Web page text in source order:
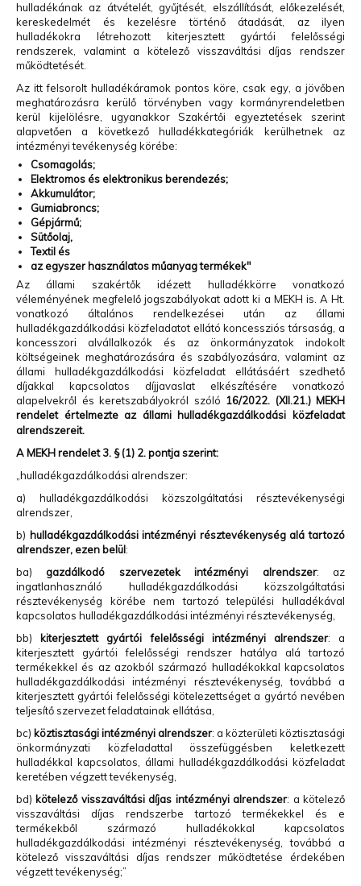
hulladékának az átvételét, gyűjtését, elszállítását, előkezelését,
kereskedelmét és kezelésre történő átadását, az ilyen
hulladékokra létrehozott kiterjesztett gyártói felelősségi
rendszerek, valamint a kötelező visszaváltási díjas rendszer
működtetését.
Az itt felsorolt hulladékáramok pontos köre, csak egy, a jövőben
meghatározásra kerülő törvényben vagy kormányrendeletben
kerül kijelölésre, ugyanakkor Szakértői egyeztetések szerint
alapvetően a következő hulladékkategóriák kerülhetnek az
intézményi tevékenység körébe:
Csomagolás;
Elektromos és elektronikus berendezés;
Akkumulátor;
Gumiabroncs;
Gépjármű;
Sütőolaj,
Textil és
az egyszer használatos műanyag termékek"
Az állami szakértők idézett hulladékkörre vonatkozó
véleményének megfelelő jogszabályokat adott ki a MEKH is. A Ht.
vonatkozó általános rendelkezései után az állami
hulladékgazdálkodási közfeladatot ellátó koncessziós társaság, a
koncesszori alvállalkozók és az önkormányzatok indokolt
költségeinek meghatározására és szabályozására, valamint az
állami hulladékgazdálkodási közfeladat ellátásáért szedhető
díjakkal kapcsolatos díjjavaslat elkészítésére vonatkozó
alapelvekről és keretszabályokról szóló 16/2022. (XII.21.) MEKH
rendelet értelmezte az állami hulladékgazdálkodási közfeladat
alrendszereit.
A MEKH rendelet 3. § (1) 2. pontja szerint:
„hulladékgazdálkodási alrendszer:
a) hulladékgazdálkodási közszolgáltatási résztevékenységi
alrendszer,
b) hulladékgazdálkodási intézményi résztevékenység alá tartozó
alrendszer, ezen belül:
ba)gazdálkodó szervezetek intézményi alrendszer: az
ingatlanhasználó hulladékgazdálkodási közszolgáltatási
résztevékenység körébe nem tartozó települési hulladékával
kapcsolatos hulladékgazdálkodási intézményi résztevékenység,
bb) kiterjesztett gyártói felelősségi intézményi alrendszer: a
kiterjesztett gyártói felelősségi rendszer hatálya alá tartozó
termékekkel és az azokból származó hulladékokkal kapcsolatos
hulladékgazdálkodási intézményi résztevékenység, továbbá a
kiterjesztett gyártói felelősségi kötelezettséget a gyártó nevében
teljesítő szervezet feladatainak ellátása,
bc) köztisztasági intézményi alrendszer: a közterületi köztisztasági
önkormányzati közfeladattal összefüggésben keletkezett
hulladékkal kapcsolatos, állami hulladékgazdálkodási közfeladat
keretében végzett tevékenység,
bd) kötelező visszaváltási díjas intézményi alrendszer: a kötelező
visszaváltási díjas rendszerbe tartozó termékekkel és e
termékekből származó hulladékokkal kapcsolatos
hulladékgazdálkodási intézményi résztevékenység, továbbá a
kötelező visszaváltási díjas rendszer működtetése érdekében
végzett tevékenység;”